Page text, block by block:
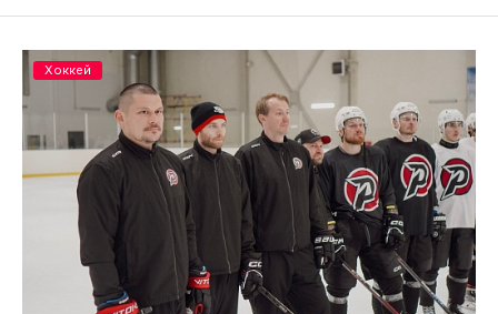
Хоккей